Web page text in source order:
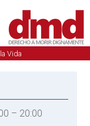
Vida
– 20:00